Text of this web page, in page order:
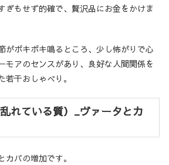
ぎもせず的確で、贅沢品にお金をかけま
がポキポキ鳴るところ、少し怖がりで心
モアのセンスがあり、良好な人間関係を
干おしゃべり。
れている質）_ヴァータとカ
パの増加です。